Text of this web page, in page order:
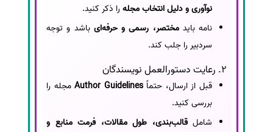
نوآوری و دلیل انتخاب مجلهرا ذکر کنید.
نامه بایدمختصر، رسمی و حرفه‌ای باشد و توجه
سردبیر را جلب کند.
2. رعایت دستورالعمل نویسندگان
قبل از ارسال، حتماًAuthor Guidelinesمجله را
بررسی کنید.
شاملقالب‌بندی، طول مقالات، فرمت منابع و